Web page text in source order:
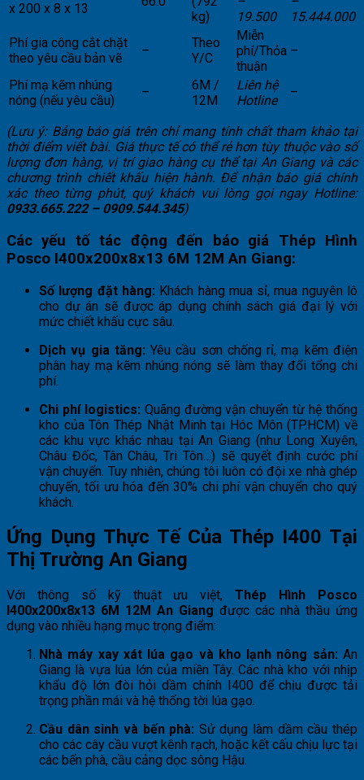
x 200 x 8 x 13
kg)
19.500
15.444.000
Phí gia công cắt chặt
theo yêu cầu bản vẽ
–
Theo
Y/C
Miễn
phí/Thỏa
thuận
–
Phí mạ kẽm nhúng
nóng (nếu yêu cầu)
–
6M /
12M
Liên hệ
Hotline
–
(Lưu ý: Bảng báo giá trên chỉ mang tính chất tham khảo tại
thời điểm viết bài. Giá thực tế có thể rẻ hơn tùy thuộc vào số
lượng đơn hàng, vị trí giao hàng cụ thể tại An Giang và các
chương trình chiết khấu hiện hành. Để nhận báo giá chính
xác theo từng phút, quý khách vui lòng gọi ngay Hotline:
0933.665.222 – 0909.544.345)
Các yếu tố tác động đến báo giá Thép Hình
Posco I400x200x8x13 6M 12M An Giang:
Số lượng đặt hàng: Khách hàng mua sỉ, mua nguyên lô
cho dự án sẽ được áp dụng chính sách giá đại lý với
mức chiết khấu cực sâu.
Dịch vụ gia tăng: Yêu cầu sơn chống rỉ, mạ kẽm điện
phân hay mạ kẽm nhúng nóng sẽ làm thay đổi tổng chi
phí.
Chi phí logistics: Quãng đường vận chuyển từ hệ thống
kho của Tôn Thép Nhật Minh tại Hóc Môn (TP.HCM) về
các khu vực khác nhau tại An Giang (như Long Xuyên,
Châu Đốc, Tân Châu, Tri Tôn…) sẽ quyết định cước phí
vận chuyển. Tuy nhiên, chúng tôi luôn có đội xe nhà ghép
chuyến, tối ưu hóa đến 30% chi phí vận chuyển cho quý
khách.
Ứng Dụng Thực Tế Của Thép I400 Tại
Thị Trường An Giang
Với thông số kỹ thuật ưu việt,Thép Hình Posco
I400x200x8x13 6M 12M An Giang được các nhà thầu ứng
dụng vào nhiều hạng mục trọng điểm:
Nhà máy xay xát lúa gạo và kho lạnh nông sản: An
Giang là vựa lúa lớn của miền Tây. Các nhà kho với nhịp
khẩu độ lớn đòi hỏi dầm chính I400 để chịu được tải
trọng phần mái và hệ thống tời lúa gạo.
Cầu dân sinh và bến phà: Sử dụng làm dầm cầu thép
cho các cây cầu vượt kênh rạch, hoặc kết cấu chịu lực tại
các bến phà, cầu cảng dọc sông Hậu.